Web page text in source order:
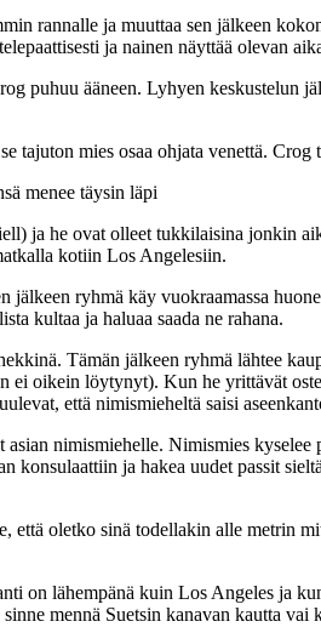
rannalle ja muuttaa sen jälkeen
ja nainen näyttää olevan
puhuu ääneen. Lyhyen keskustelun
tajuton mies osaa ohjata venettä.
menee täysin läpi
ja he ovat olleet tukkilaisina jonkin
kotiin Los Angelesiin.
ryhmä käy vuokraamassa
kultaa ja haluaa saada ne rahana.
Tämän jälkeen ryhmä lähtee
oikein löytynyt). Kun he yrittävät
että nimismieheltä saisi
nimismiehelle. Nimismies
ja hakea uudet passit
oletko sinä todellakin alle metrin
on lähempänä kuin Los Angeles ja
mennä Suetsin kanavan kautta